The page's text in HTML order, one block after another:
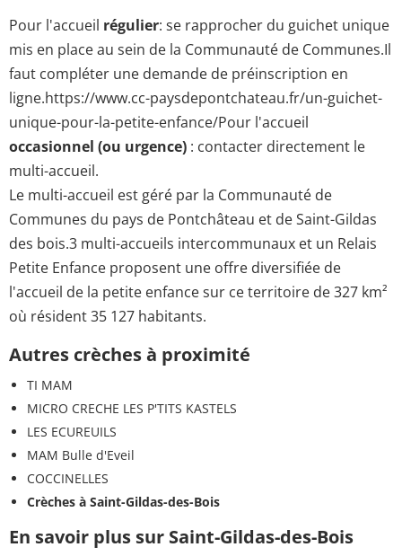
Pour l'accueil régulier: se rapprocher du guichet unique
mis en place au sein de la Communauté de Communes.Il
faut compléter une demande de préinscription en
ligne.https://www.cc-paysdepontchateau.fr/un-guichet-
unique-pour-la-petite-enfance/Pour l'accueil
occasionnel (ou urgence) : contacter directement le
multi-accueil.
Le multi-accueil est géré par la Communauté de
Communes du pays de Pontchâteau et de Saint-Gildas
des bois.3 multi-accueils intercommunaux et un Relais
Petite Enfance proposent une offre diversifiée de
l'accueil de la petite enfance sur ce territoire de 327 km²
où résident 35 127 habitants.
Autres crèches à proximité
TI MAM
MICRO CRECHE LES P'TITS KASTELS
LES ECUREUILS
MAM Bulle d'Eveil
COCCINELLES
Crèches à Saint-Gildas-des-Bois
En savoir plus sur Saint-Gildas-des-Bois